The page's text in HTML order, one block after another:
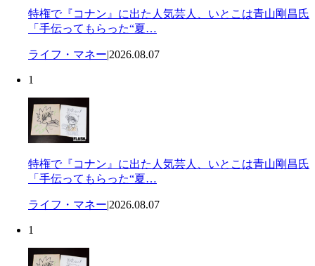
特権で『コナン』に出た人気芸人、いとこは青山剛昌氏
「手伝ってもらった“夏…
ライフ・マネー|2026.08.07
1
特権で『コナン』に出た人気芸人、いとこは青山剛昌氏
「手伝ってもらった“夏…
ライフ・マネー|2026.08.07
1